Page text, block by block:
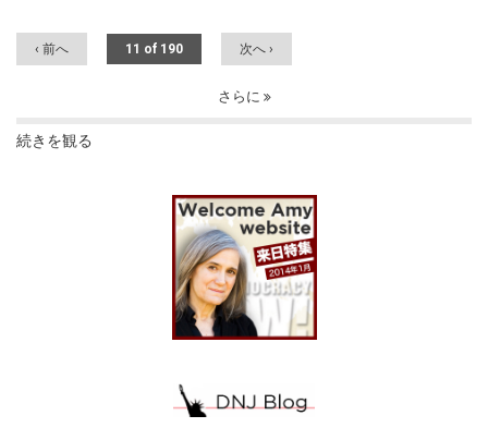
‹ 前へ 11 of 190 次へ ›
さらに
続きを観る